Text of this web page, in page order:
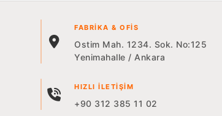
FABRIKA & OFIS
Ostim Mah. 1234. Sok. No:125
Yenimahalle / Ankara
HIZLI İLETIŞIM
+90 312 385 11 02